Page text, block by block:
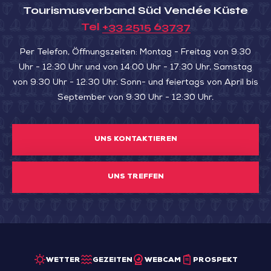
la
Cabane
Kombucha
Tourismusverband Süd Vendée Küste
Tel +33 2515 63737
Per Telefon, Öffnungszeiten: Montag - Freitag von 9:30
Uhr - 12:30 Uhr und von 14:00 Uhr - 17:30 Uhr, Samstag
von 9:30 Uhr - 12:30 Uhr. Sonn- und feiertags von April bis
September von 9:30 Uhr - 12:30 Uhr.
UNS KONTAKTIEREN
UNS TREFFEN
WETTER GEZEITEN WEBCAM PROSPEKT